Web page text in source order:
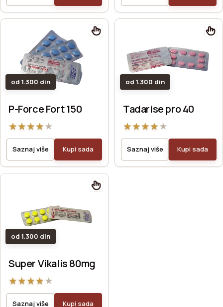
od 1.300 din
P-Force Fort 150
★★★★★
Saznaj više Kupi sada
od 1.300 din
Tadarise pro 40
★★★★★
Saznaj više Kupi sada
od 1.300 din
Super Vikalis 80mg
★★★★★
Saznaj više Kupi sada